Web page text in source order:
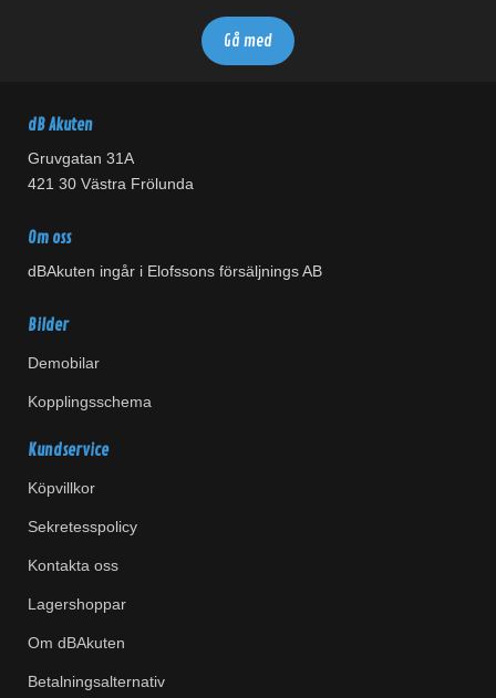
dB Akuten
Gruvgatan 31A
421 30 Västra Frölunda
Om oss
dBAkuten ingår i Elofssons försäljnings AB
Bilder
Demobilar
Kopplingsschema
Kundservice
Köpvillkor
Sekretesspolicy
Kontakta oss
Lagershoppar
Om dBAkuten
Betalningsalternativ